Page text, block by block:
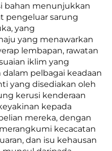
bahan menunjukkan
pengeluar sarung
yang
yang menawarkan
lembapan, rawatan
iklim yang
pelbagai keadaan
yang disediakan oleh
kerusi kenderaan
kepada
mereka, dengan
kecacatan
dan isu kehausan